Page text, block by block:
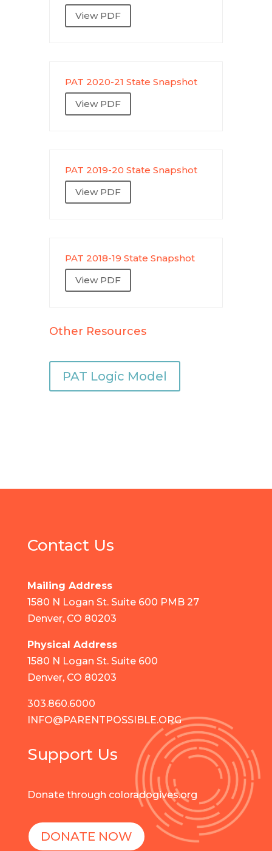
View PDF
PAT 2020-21 State Snapshot
View PDF
PAT 2019-20 State Snapshot
View PDF
PAT 2018-19 State Snapshot
View PDF
Other Resources
PAT Logic Model
Contact Us
Mailing Address
1580 N Logan St. Suite 600 PMB 27
Denver, CO 80203
Physical Address
1580 N Logan St. Suite 600
Denver, CO 80203
303.860.6000
INFO@PARENTPOSSIBLE.ORG
Support Us
Donate through coloradogives.org
DONATE NOW